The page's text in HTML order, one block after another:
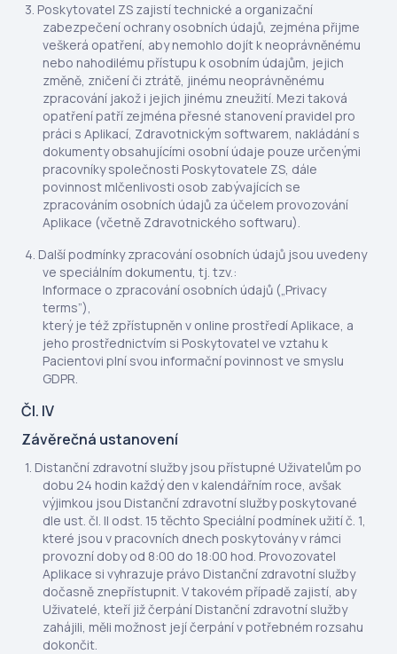
Poskytovatel ZS zajistí technické a organizační
zabezpečení ochrany osobních údajů, zejména přijme
veškerá opatření, aby nemohlo dojít k neoprávněnému
nebo nahodilému přístupu k osobním údajům, jejich
změně, zničení či ztrátě, jinému neoprávněnému
zpracování jakož i jejich jinému zneužití. Mezi taková
opatření patří zejména přesné stanovení pravidel pro
práci s Aplikací, Zdravotnickým softwarem, nakládání s
dokumenty obsahujícími osobní údaje pouze určenými
pracovníky společnosti Poskytovatele ZS, dále
povinnost mlčenlivosti osob zabývajících se
zpracováním osobních údajů za účelem provozování
Aplikace (včetně Zdravotnického softwaru).
Další podmínky zpracování osobních údajů jsou uvedeny
ve speciálním dokumentu, tj. tzv.:
Informace o zpracování osobních údajů („Privacy
terms”),
který je též zpřístupněn v online prostředí Aplikace, a
jeho prostřednictvím si Poskytovatel ve vztahu k
Pacientovi plní svou informační povinnost ve smyslu
GDPR.
Čl. IV
Závěrečná ustanovení
Distanční zdravotní služby jsou přístupné Uživatelům po
dobu 24 hodin každý den v kalendářním roce, avšak
výjimkou jsou Distanční zdravotní služby poskytované
dle ust. čl. II odst. 15 těchto Speciální podmínek užití č. 1,
které jsou v pracovních dnech poskytovány v rámci
provozní doby od 8:00 do 18:00 hod. Provozovatel
Aplikace si vyhrazuje právo Distanční zdravotní služby
dočasně znepřístupnit. V takovém případě zajistí, aby
Uživatelé, kteří již čerpání Distanční zdravotní služby
zahájili, měli možnost její čerpání v potřebném rozsahu
dokončit.